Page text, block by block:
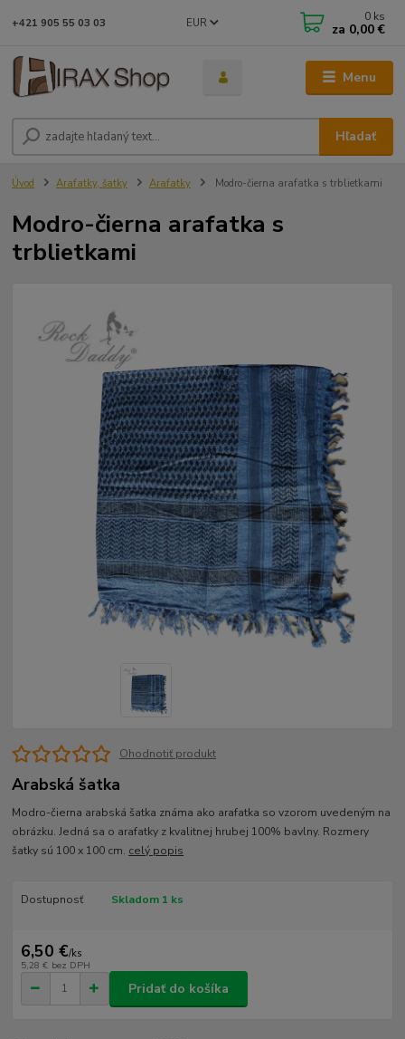
Menu
EUR
Hľadať
+421 905 55 03 03 0 ks
za 0,00 €
Úvod Arafatky, šatky Arafatky Modro-čierna arafatka s trblietkami
Modro-čierna arafatka s
trblietkami
Ohodnotiť produkt
Arabská šatka
Modro-čierna arabská šatka známa ako arafatka so vzorom uvedeným na
obrázku. Jedná sa o arafatky z kvalitnej hrubej 100% bavlny. Rozmery
šatky sú 100 x 100 cm. celý popis
Dostupnosť Skladom 1 ks
6,50 €/ks
5,28 € bez DPH
Pridať do košíka